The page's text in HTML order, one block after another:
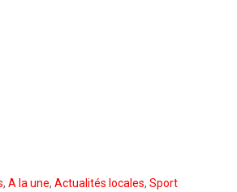
, A la une, Actualités locales, Sport